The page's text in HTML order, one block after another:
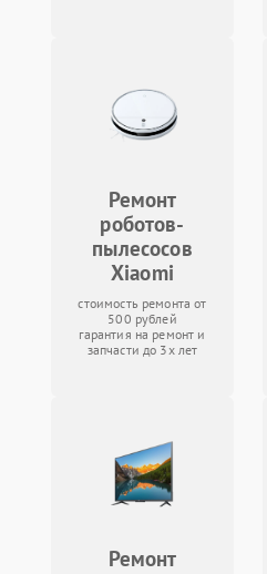
Ремонт
роботов-
пылесосов
Xiaomi
стоимость ремонта от
500 рублей
гарантия на ремонт и
запчасти до 3х лет
Ремонт